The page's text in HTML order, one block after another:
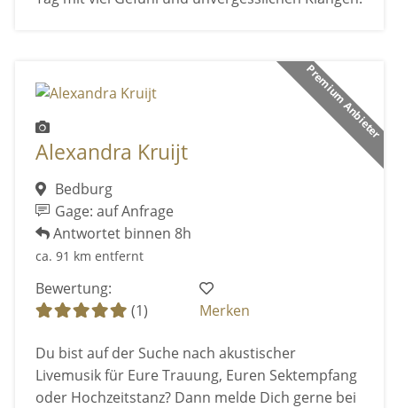
Premium Anbieter
Alexandra Kruijt
Bedburg
Gage: auf Anfrage
Antwortet binnen 8h
ca. 91 km entfernt
Bewertung:
(1)
Merken
Du bist auf der Suche nach akustischer
Livemusik für Eure Trauung, Euren Sektempfang
oder Hochzeitstanz? Dann melde Dich gerne bei